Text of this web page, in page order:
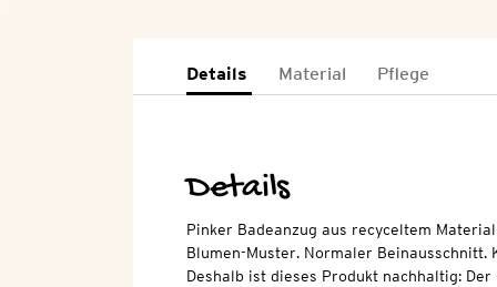
Details Material Pflege
Details
Pinker Badeanzug aus recyceltem
Blumen-Muster. Normaler Beinausschnitt.
Deshalb ist dieses Produkt nachhaltig: Der